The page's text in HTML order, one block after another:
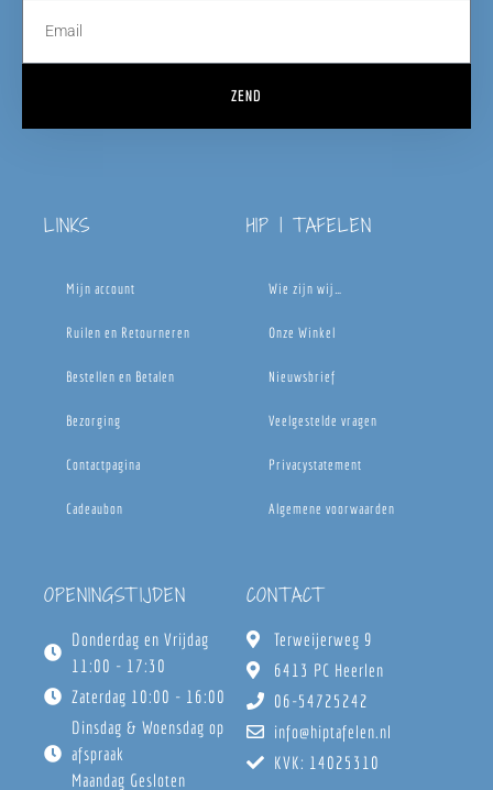
ZEND
LINKS
Mijn account
Ruilen en Retourneren
Bestellen en Betalen
Bezorging
Contactpagina
Cadeaubon
HIP | TAFELEN
Wie zijn wij…
Onze Winkel
Nieuwsbrief
Veelgestelde vragen
Privacystatement
Algemene voorwaarden
OPENINGSTIJDEN
Donderdag en Vrijdag
11:00 - 17:30
Zaterdag 10:00 - 16:00
Dinsdag & Woensdag op
afspraak
Maandag Gesloten
CONTACT
Terweijerweg 9
6413 PC Heerlen
06-54725242
info@hiptafelen.nl
KVK: 14025310